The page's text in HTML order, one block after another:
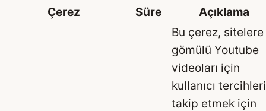
Çerez
Süre Açıklama
Bu çerez, sitelere
gömülü Youtube
videoları için
kullanıcı
takip etmek için